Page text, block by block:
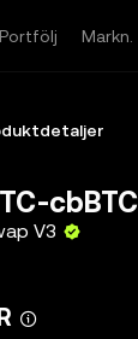
Portfölj
Markn.
cbBTC
V3